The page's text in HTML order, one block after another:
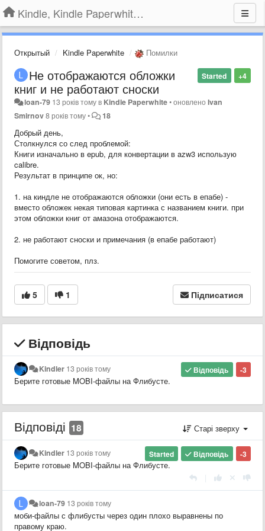
Kindle, Kindle Paperwhite, Kindle Voyage
Открытый Kindle Paperwhite Помилки
+4
Started
Не отображаются обложки
книг и не работают сноски
loan-79 13 років томув Kindle Paperwhite•оновленоIvan
Smirnov8 років тому• 18
Добрый день,
Столкнулся со след проблемой:
Книги изначально в epub, для конвертации в azw3 использую
calibre.
Результат в принципе ок, но:
1. на киндле не отображаются обложки (они есть в епабе) -
вместо обложек некая типовая картинка с названием книги. при
этом обложки книг от амазона отображаются.
2. не работают сноски и примечания (в епабе работают)
Помогите советом, плз.
5 1 Підписатися
Відповідь
-3
Відповідь
Kindler 13 років тому
Берите готовые MOBI-файлы на Флибусте.
Відповіді 18 Старі зверху
-3
Відповідь
Started
Kindler 13 років тому
Берите готовые MOBI-файлы на Флибусте.
loan-79 13 років тому
моби-файлы с флибусты через один плохо выравнены по
правому краю.